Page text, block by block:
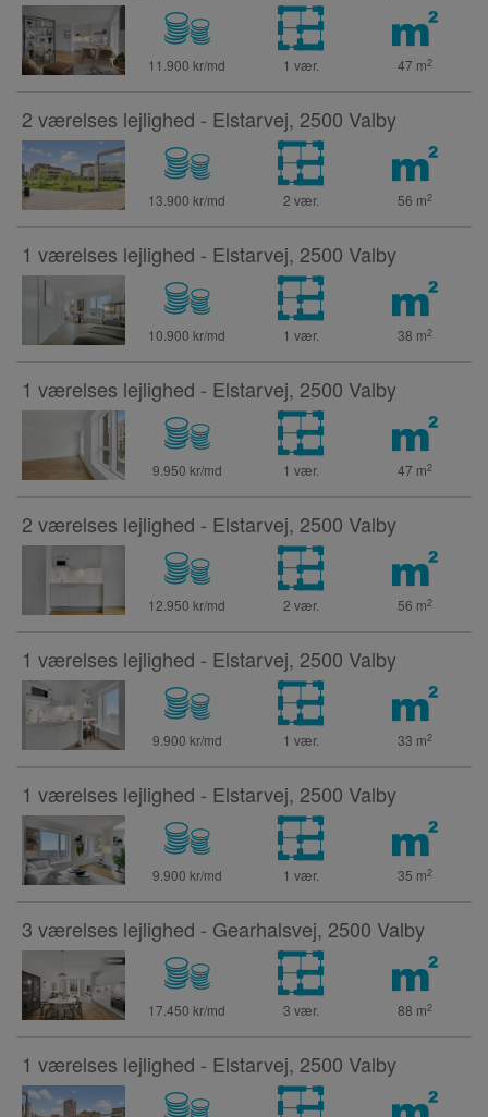
11.900 kr/md 1 vær. 47 m2
2 værelses lejlighed - Elstarvej, 2500 Valby
13.900 kr/md 2 vær. 56 m2
1 værelses lejlighed - Elstarvej, 2500 Valby
10.900 kr/md 1 vær. 38 m2
1 værelses lejlighed - Elstarvej, 2500 Valby
9.950 kr/md 1 vær. 47 m2
2 værelses lejlighed - Elstarvej, 2500 Valby
12.950 kr/md 2 vær. 56 m2
1 værelses lejlighed - Elstarvej, 2500 Valby
9.900 kr/md 1 vær. 33 m2
1 værelses lejlighed - Elstarvej, 2500 Valby
9.900 kr/md 1 vær. 35 m2
3 værelses lejlighed - Gearhalsvej, 2500 Valby
17.450 kr/md 3 vær. 88 m2
1 værelses lejlighed - Elstarvej, 2500 Valby